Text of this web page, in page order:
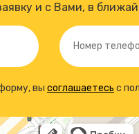
и с Вами, в
вы соглашаетесь с